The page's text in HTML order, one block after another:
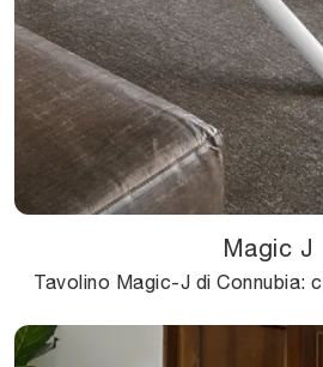
Magic J